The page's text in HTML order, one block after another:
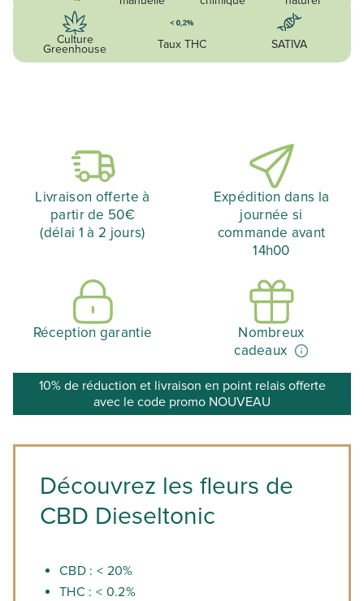
Culture
Greenhouse Taux THC SATIVA
Livraison offerte à
partir de 50€
(délai 1 à 2 jours)
Expédition dans la
journée si
commande avant
14h00
Réception garantie
Nombreux
cadeaux
10% de réduction et livraison en point relais offerte
avec le code promo NOUVEAU
Découvrez les fleurs de
CBD Dieseltonic
CBD : < 20%
THC : < 0.2%